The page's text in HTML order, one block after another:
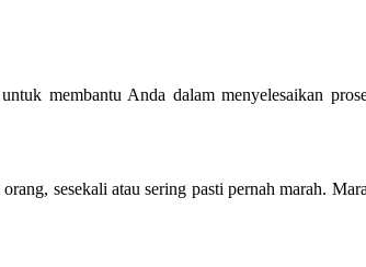
membantu Anda dalam menyelesaikan
sesekali atau sering pasti pernah marah.